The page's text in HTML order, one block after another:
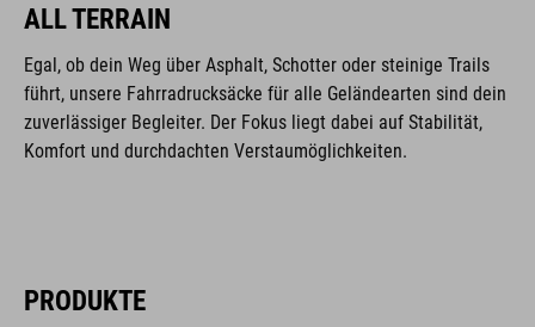
ALL TERRAIN
Egal, ob dein Weg über Asphalt, Schotter oder steinige Trails
führt, unsere Fahrradrucksäcke für alle Geländearten sind dein
zuverlässiger Begleiter. Der Fokus liegt dabei auf Stabilität,
Komfort und durchdachten Verstaumöglichkeiten.
PRODUKTE